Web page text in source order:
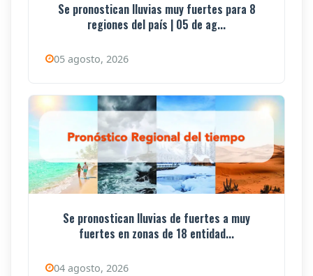
Se pronostican lluvias muy fuertes para 8
regiones del país | 05 de ag...
05 agosto, 2026
Se pronostican lluvias de fuertes a muy
fuertes en zonas de 18 entidad...
04 agosto, 2026